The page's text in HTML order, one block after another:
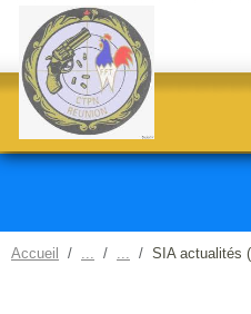
Accueil SIA actualités
Panneau de gestion des cookies